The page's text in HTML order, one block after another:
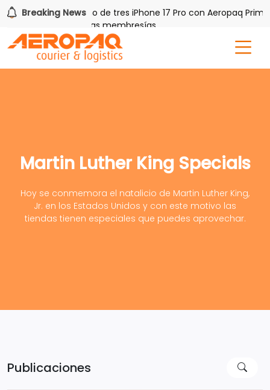
Breaking News
Gana uno de tres iPhone 17 Pro con Aeropaq Prime
tres meses nuevas membresías
Martin Luther King Specials
Hoy se conmemora el natalicio de Martin Luther King,
Jr. en los Estados Unidos y con este motivo las
tiendas tienen especiales que puedes aprovechar.
Publicaciones